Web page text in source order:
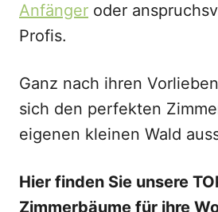
Anfänger oder
Profis.
Ganz nach ihren
sich den perfekten
eigenen kleinen Wald
Hier finden Sie unsere
Zimmerbäume für ihre